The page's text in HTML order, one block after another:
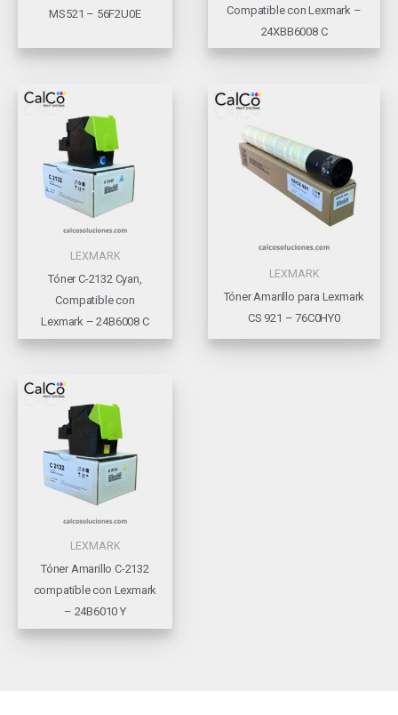
MS521 – 56F2U0E
Compatible con Lexmark –
24XBB6008 C
LEXMARK
Tóner C-2132 Cyan,
Compatible con
Lexmark – 24B6008 C
LEXMARK
Tóner Amarillo para Lexmark
CS 921 – 76C0HY0
LEXMARK
Tóner Amarillo C-2132
compatible con Lexmark
– 24B6010 Y